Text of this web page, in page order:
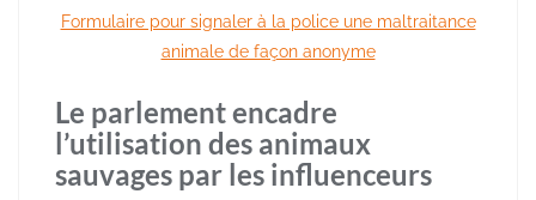
Formulaire pour signaler à la police une maltraitance
animale de façon anonyme
Le parlement encadre
l’utilisation des animaux
sauvages par les influenceurs